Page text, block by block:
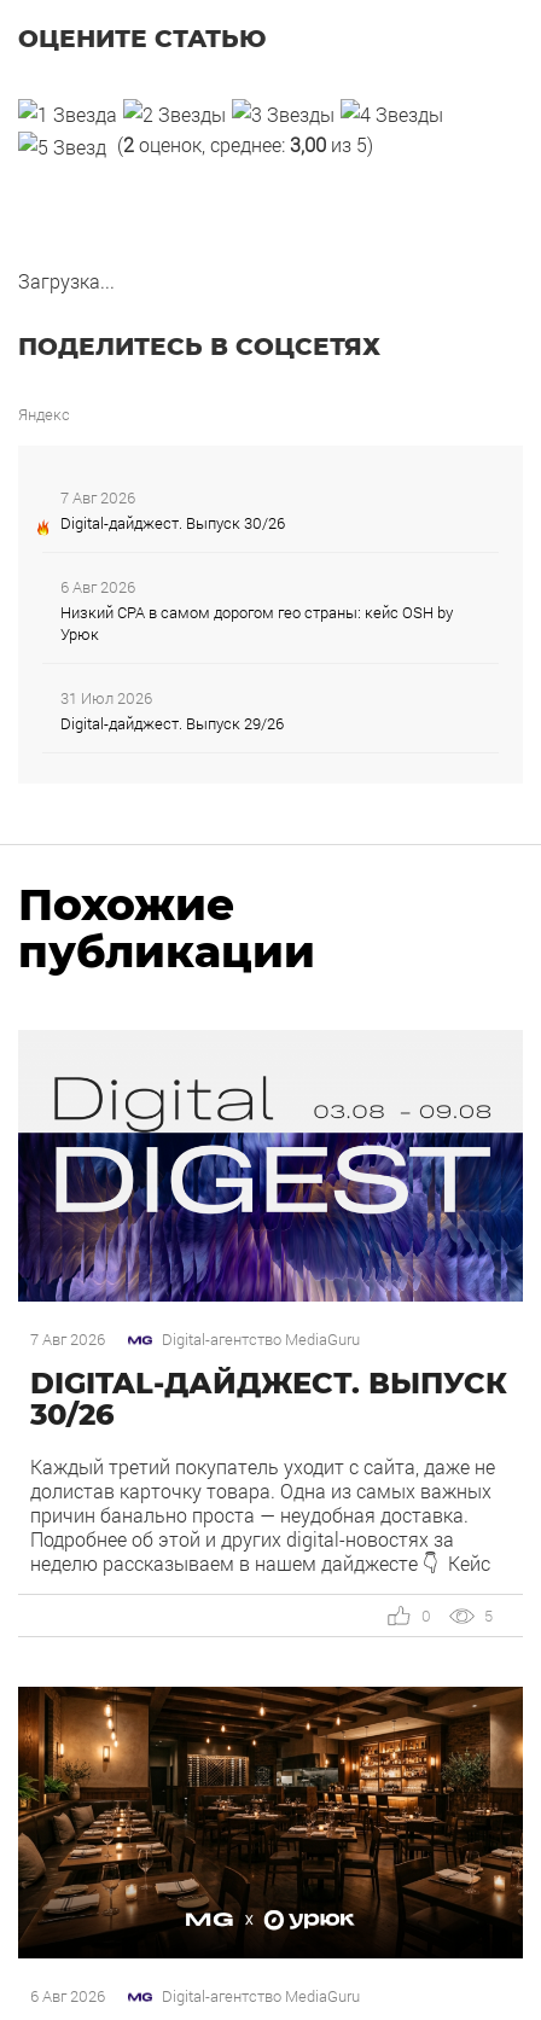
ОЦЕНИТЕ СТАТЬЮ
(2оценок, среднее:3,00 из 5)
Загрузка...
ПОДЕЛИТЕСЬ В СОЦСЕТЯХ
Яндекс
7 Авг 2026
Digital-дайджест. Выпуск 30/26
6 Авг 2026
Низкий CPA в самом дорогом гео страны: кейс OSH by
Урюк
31 Июл 2026
Digital-дайджест. Выпуск 29/26
Похожие
публикации
7 Авг 2026 Digital-агентство MediaGuru
DIGITAL-ДАЙДЖЕСТ. ВЫПУСК
30/26
Каждый третий покупатель уходит с сайта, даже не
долистав карточку товара. Одна из самых важных
причин банально проста — неудобная доставка.
Подробнее об этой и других digital-новостях за
неделю рассказываем в нашем дайджесте 👇 Кейс
дорогом гео страны. Агентство продвигает ресторан
OSH by Урюк в геоперформансе […]
5
0
6 Авг 2026 Digital-агентство MediaGuru